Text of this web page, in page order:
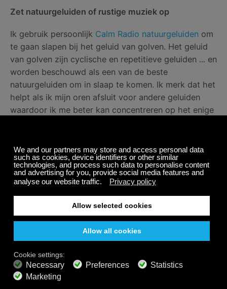
Zet natuurgeluiden of rustige muziek op
Ik gebruik persoonlijk Calm Radio natuurgeluiden om
te gaan slapen bij het geluid van golven. Het geluid
van golven zijn cyclische en repetitieve geluiden ... en
worden beschouwd als een van de beste
natuurgeluiden om in slaap te komen. Ik merk dat het
helpt als ik mijn oren afsluit voor andere geluiden
waardoor ik me beter kan concentreren op het enige
Radio's Sleep channel. Het is een van onze
populairste muziek voor slaapkanalen. Ik heb deze
afspeellijst persoonlijk samengesteld met selecties
van lage drones, zeer loom, traag, etherisch en
Ik raad het gebruik van een internetradio in de
slaapkamer ten zeerste aan om muziek of
natuurgeluiden af te spelen als slaapmiddel.
Internetradio’s zijn betrouwbaarder dan mobiele
apparaten of computers voor het afspelen omdat ze